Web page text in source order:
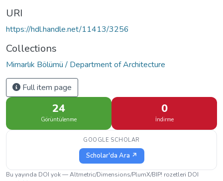
URI
https://hdl.handle.net/11413/3256
Collections
Mimarlık Bölümü / Department of Architecture
Full item page
24
Görüntülenme
0
İndirme
GOOGLE SCHOLAR
Scholar'da Ara ↗
Bu yayında DOI yok — Altmetric/Dimensions/PlumX/BIP! rozetleri DOI